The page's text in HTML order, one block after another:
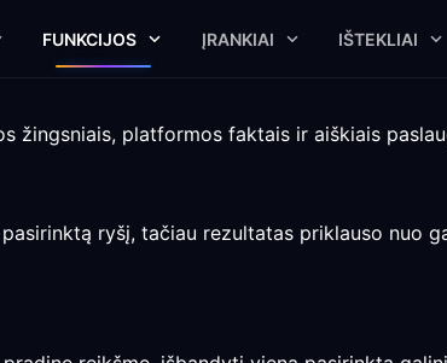
FUNKCIJOS ĮRANKIAI IŠTEKLIAI
žingsniais, platformos faktais ir aiškiais
ryšį, tačiau rezultatas priklauso nuo